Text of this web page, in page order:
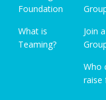
Foundation
What is
Teaming?
Join a
Who
raise